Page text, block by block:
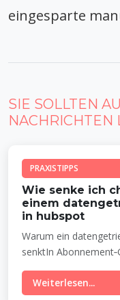
eingesparte
SIE SOLLTEN
NACHRICHTEN
PRAXISTIPPS
Wie senke ich
einem
in hubspot
Warum ein
senktIn
Weiterlesen...